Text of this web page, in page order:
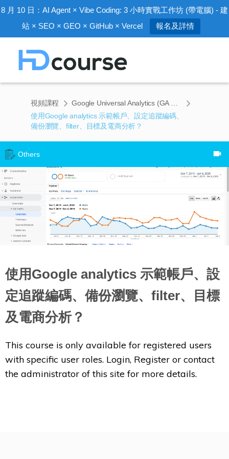
8 月 10 日：AI Agent × Vibe Coding: 3 小時實戰工作坊 (帶電腦) - 建
站 × SEO × GEO × GitHub × Vercel
報名及詳情
視頻課程
使用Google analytics 示範帳戶、設定追蹤編碼、
備份瀏覽、filter、目標及電商分析？
Others
使用Google analytics 示範帳戶、設
定追蹤編碼、備份瀏覽、filter、目標
及電商分析？
This course is only available for registered users
with specific user roles. Login, Register or contact
the administrator of this site for more details.